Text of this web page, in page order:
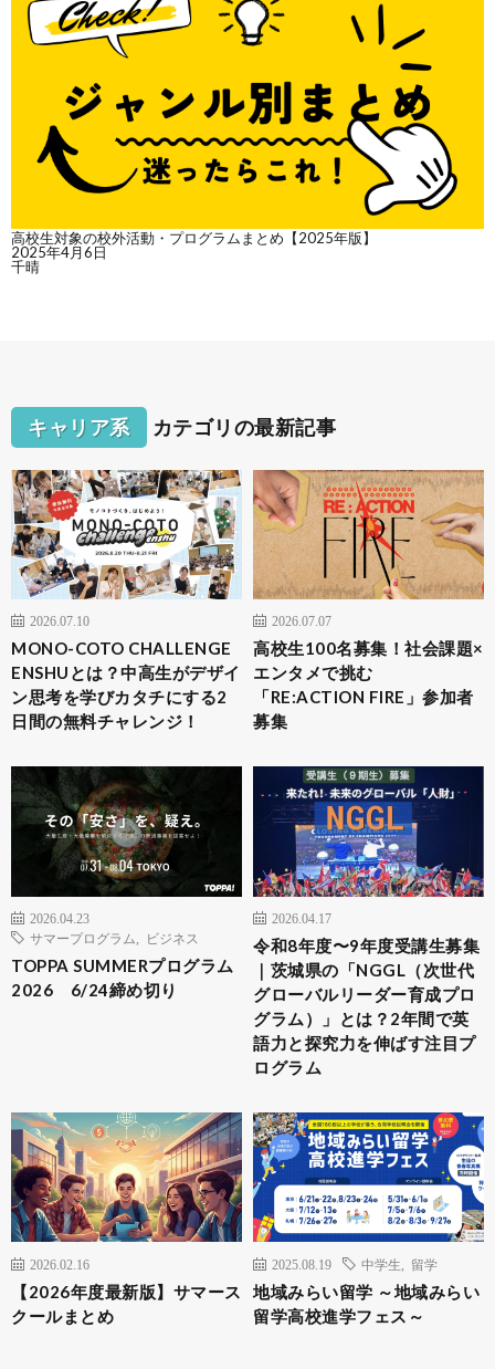
高校生対象の校外活動・プログラムまとめ【2025年版】
2025年4月6日
千晴
キャリア系 カテゴリの最新記事
2026.07.10
MONO-COTO CHALLENGE
ENSHUとは？中高生がデザイ
ン思考を学びカタチにする2
日間の無料チャレンジ！
2026.07.07
高校生100名募集！社会課題×
エンタメで挑む
「RE:ACTION FIRE」参加者
募集
2026.04.23
サマープログラム
ビジネス
TOPPA SUMMERプログラム
2026 6/24締め切り
2026.04.17
令和8年度〜9年度受講生募集
｜茨城県の「NGGL（次世代
グローバルリーダー育成プロ
グラム）」とは？2年間で英
語力と探究力を伸ばす注目プ
ログラム
2026.02.16
【2026年度最新版】サマース
クールまとめ
2025.08.19 中学生 留学
地域みらい留学 ～地域みらい
留学高校進学フェス～